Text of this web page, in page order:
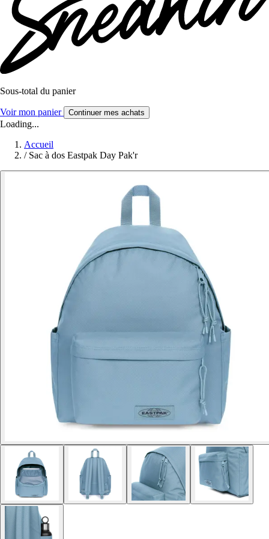
Sous-total du panier
Voir mon panier Continuer mes achats
Loading...
Accueil
/ Sac à dos Eastpak Day Pak'r